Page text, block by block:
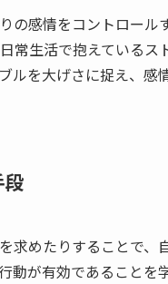
の感情をコントロー
常生活で抱えている
ルを大げさに捉え、
求めたりすることで
動が有効であること